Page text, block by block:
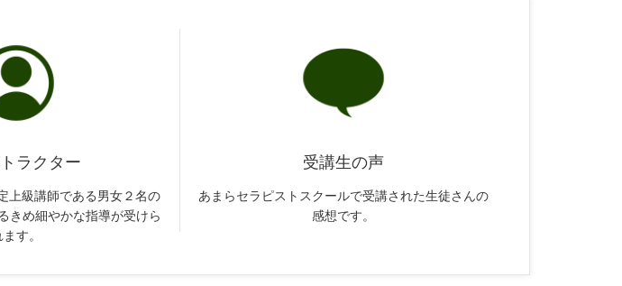
ラクター
上級講師である男女２名の
きめ細やかな指導が受けら
す。
受講生の声
あまらセラピストスクールで受講された生徒さんの
感想です。